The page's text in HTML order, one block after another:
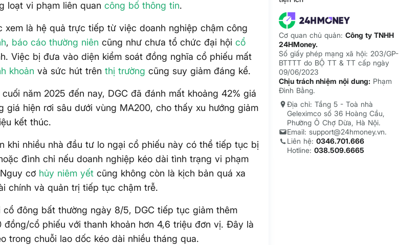
loạt vi phạm liên quancông bố thông tin.
xem là hệ quả trực tiếp từ việc doanh nghiệp chậm công
, báo cáo thường niên cũng như chưa tổ chức đại hộicổ
Việc bị đưa vào diện kiểm soát đồng nghĩa cổ phiếu mất
khoản và sức hút trênthị trường cũng suy giảm đáng kể.
năm 2025 đến nay, DGC đã đánh mất khoảng 42% giá
giá hiện rơi sâu dưới vùng MA200, cho thấy xu hướng giảm
kết thúc.
khi nhiều nhà đầu tư lo ngại cổ phiếu này có thể tiếp tục bị
đình chỉ nếu doanh nghiệp kéo dài tình trạng vi phạm
cơ hủy niêm yết cũng không còn là kịch bản quá xa
chính và quản trị tiếp tục chậm trễ.
cổ đông bất thường ngày 8/5, DGC tiếp tục giảm thêm
đồng/cổ phiếu với thanh khoản hơn 4,6 triệu đơn vị. Đây là
trong chuỗi lao dốc kéo dài nhiều tháng qua.
Cơ quan chủ quản:Công ty TNHH
24HMoney.
Số giấy phép mạng xã hội: 203/GP-
BTTTT do BỘ TT & TT cấp ngày
09/06/2023
Chịu trách nhiệm nội dung: Phạm
Đình Bằng.
Địa chỉ: Tầng 5 - Toà nhà
Geleximco số 36 Hoàng Cầu,
Phường Ô Chợ Dừa, Hà Nội.
Email: support@24hmoney.vn.
Liên hệ:0346.701.666
Hotline:038.509.6665